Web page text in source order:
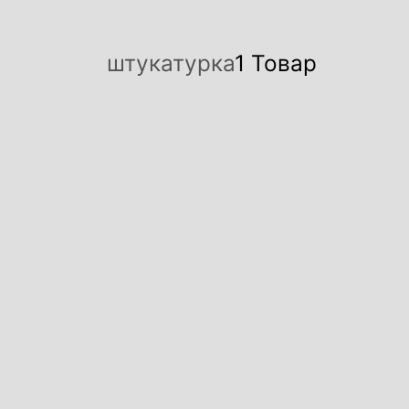
штукатурка1 Товар